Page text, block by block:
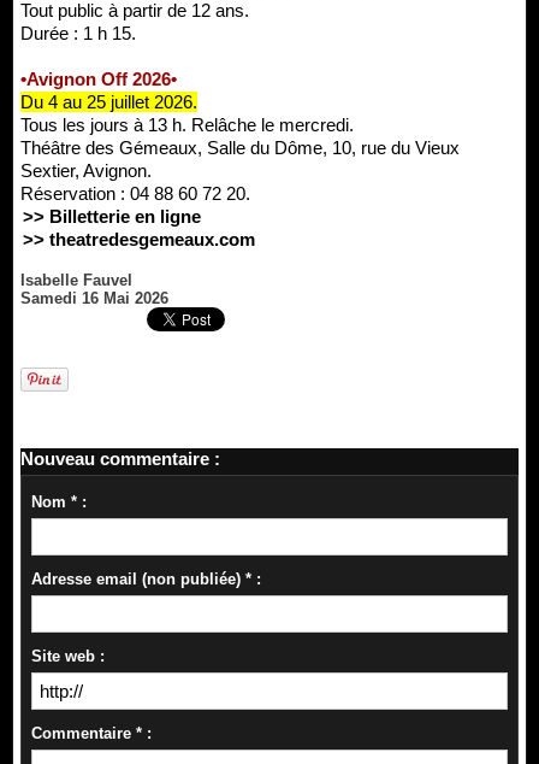
Tout public à partir de 12 ans.
Durée : 1 h 15.
•Avignon Off 2026•
Du 4 au 25 juillet 2026.
Tous les jours à 13 h. Relâche le mercredi.
Théâtre des Gémeaux, Salle du Dôme, 10, rue du Vieux
Sextier, Avignon.
Réservation : 04 88 60 72 20.
>> Billetterie en ligne
>> theatredesgemeaux.com
Isabelle Fauvel
Samedi 16 Mai 2026
Nouveau commentaire :
Nom * :
Adresse email (non publiée) * :
Site web :
Commentaire * :